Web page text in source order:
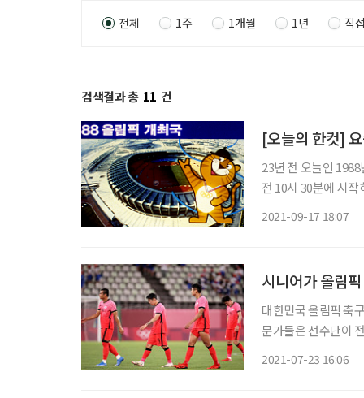
전체 1주 1개월 1년 직
검색결과 총 11 건
[오늘의 한컷]
23년 전 오늘인
전 10시 30분에 시
2021-09-17 18:07
시니어가 올림
대한민국 올림픽 축
문가들은 선수단이
2021-07-23 16:06